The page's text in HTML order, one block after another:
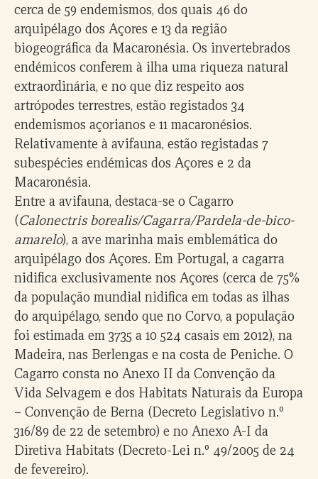
cerca de 59 endemismos, dos quais 46 do
arquipélago dos Açores e 13 da região
biogeográfica da Macaronésia. Os invertebrados
endémicos conferem à ilha uma riqueza natural
extraordinária, e no que diz respeito aos
artrópodes terrestres, estão registados 34
endemismos açorianos e 11 macaronésios.
Relativamente à avifauna, estão registadas 7
subespécies endémicas dos Açores e 2 da
Macaronésia.
Entre a avifauna, destaca-se o Cagarro
(Calonectris borealis/Cagarra/Pardela-de-bico-
amarelo), a ave marinha mais emblemática do
arquipélago dos Açores. Em Portugal, a cagarra
nidifica exclusivamente nos Açores (cerca de 75%
da população mundial nidifica em todas as ilhas
do arquipélago, sendo que no Corvo, a população
foi estimada em 3735 a 10 524 casais em 2012), na
Madeira, nas Berlengas e na costa de Peniche. O
Cagarro consta no Anexo II da Convenção da
Vida Selvagem e dos Habitats Naturais da Europa
– Convenção de Berna (Decreto Legislativo n.º
316/89 de 22 de setembro) e no Anexo A-I da
Diretiva Habitats (Decreto-Lei n.º 49/2005 de 24
de fevereiro).